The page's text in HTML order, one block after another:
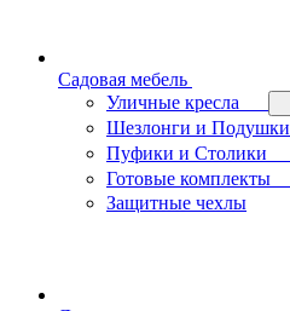
Садовая мебель
Уличные кресла
Шезлонги и Подушки
Пуфики и Столики
Готовые комплекты
Защитные чехлы